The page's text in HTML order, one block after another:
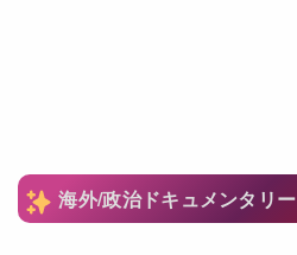
海外/政治ドキュメンタリー